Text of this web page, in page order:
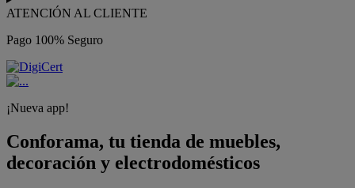
ATENCIÓN AL CLIENTE
Pago 100% Seguro
¡Nueva app!
Conforama, tu tienda de muebles,
decoración y electrodomésticos